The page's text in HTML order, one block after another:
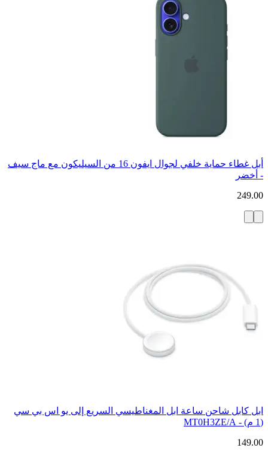
أبل غطاء حماية خلفي لجوال ايفون 16 من السيليكون مع ماج سيف
- أخضر
249.00
ابل كابل شاحن ساعة ابل المغناطيسي السريع إلى يو اس بي سي
‏(1 م) - MT0H3ZE/A
149.00